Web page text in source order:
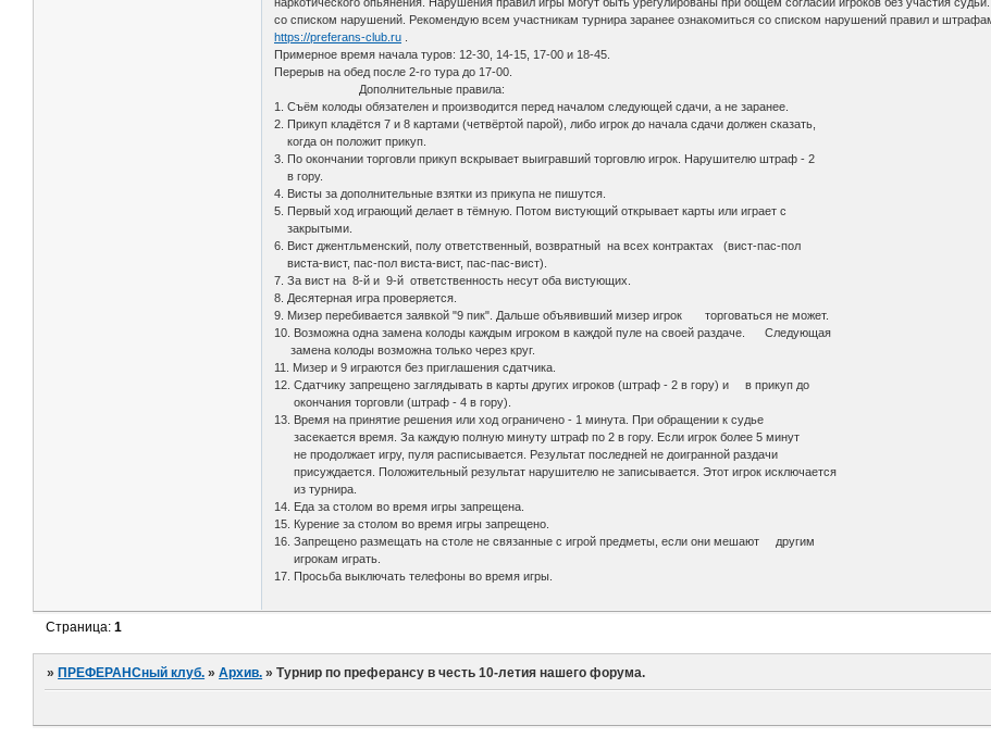
со списком нарушений. Рекомендую всем участникам турнира заранее ознакомиться со списком нарушений правил и
https://preferans-club.ru
Примерное время начала туров: 12-30, 14-15, 17-00 и 18-45.
Перерыв на обед после 2-го тура до 17-00.
Дополнительные правила:
1. Съём колоды обязателен и производится перед началом следующей сдачи, а не заранее.
2. Прикуп кладётся 7 и 8 картами (четвёртой парой), либо игрок до начала сдачи должен сказать,
когда он положит прикуп.
3. По окончании торговли прикуп вскрывает выигравший торговлю игрок. Нарушителю штраф - 2
в гору.
4. Висты за дополнительные взятки из прикупа не пишутся.
5. Первый ход играющий делает в тёмную. Потом вистующий открывает карты или играет с
закрытыми.
6. Вист джентльменский, полу ответственный, возвратный на всех контрактах (вист-пас-пол
виста-вист, пас-пол виста-вист, пас-пас-вист).
7. За вист на 8-й и 9-й ответственность несут оба вистующих.
8. Десятерная игра проверяется.
9. Мизер перебивается заявкой "9 пик". Дальше объявивший мизер игрок торговаться не может.
10. Возможна одна замена колоды каждым игроком в каждой пуле на своей раздаче. Следующая
замена колоды возможна только через круг.
11. Мизер и 9 играются без приглашения сдатчика.
12. Сдатчику запрещено заглядывать в карты других игроков (штраф - 2 в гору) и в прикуп до
окончания торговли (штраф - 4 в гору).
13. Время на принятие решения или ход ограничено - 1 минута. При обращении к судье
засекается время. За каждую полную минуту штраф по 2 в гору. Если игрок более 5 минут
не продолжает игру, пуля расписывается. Результат последней не доигранной раздачи
присуждается. Положительный результат нарушителю не записывается. Этот игрок исключается
из турнира.
14. Еда за столом во время игры запрещена.
15. Курение за столом во время игры запрещено.
16. Запрещено размещать на столе не связанные с игрой предметы, если они мешают другим
игрокам играть.
17. Просьба выключать телефоны во время игры.
Страница:1
»ПРЕФЕРАНСный клуб. »Архив. »Турнир по преферансу в честь 10-летия нашего форума.